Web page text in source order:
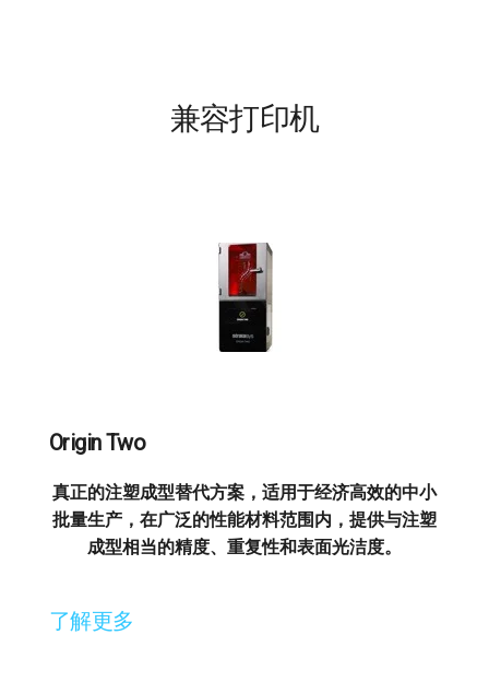
兼容打印机
Origin Two
真正的注塑成型替代方案，适用于经济高效的中小
批量生产，在广泛的性能材料范围内，提供与注塑
成型相当的精度、重复性和表面光洁度。
了解更多